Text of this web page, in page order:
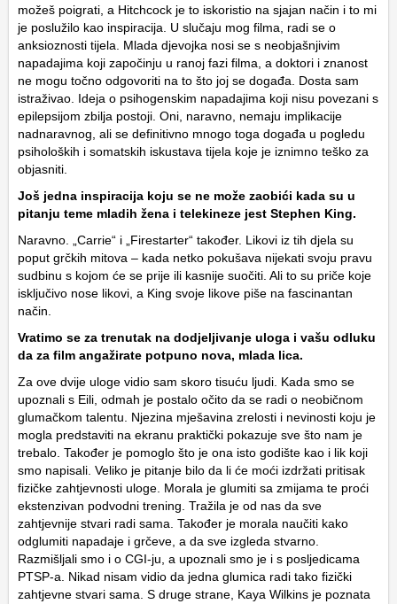
možeš poigrati, a Hitchcock je to iskoristio na sjajan način i to mi
je poslužilo kao inspiracija. U slučaju mog filma, radi se o
anksioznosti tijela. Mlada djevojka nosi se s neobjašnjivim
napadajima koji započinju u ranoj fazi filma, a doktori i znanost
ne mogu točno odgovoriti na to što joj se događa. Dosta sam
istraživao. Ideja o psihogenskim napadajima koji nisu povezani s
epilepsijom zbilja postoji. Oni, naravno, nemaju implikacije
nadnaravnog, ali se definitivno mnogo toga događa u pogledu
psiholoških i somatskih iskustava tijela koje je iznimno teško za
objasniti.
Još jedna inspiracija koju se ne može zaobići kada su u
pitanju teme mladih žena i telekineze jest Stephen King.
Naravno. „Carrie“ i „Firestarter“ također. Likovi iz tih djela su
poput grčkih mitova – kada netko pokušava nijekati svoju pravu
sudbinu s kojom će se prije ili kasnije suočiti. Ali to su priče koje
isključivo nose likovi, a King svoje likove piše na fascinantan
način.
Vratimo se za trenutak na dodjeljivanje uloga i vašu odluku
da za film angažirate potpuno nova, mlada lica.
Za ove dvije uloge vidio sam skoro tisuću ljudi. Kada smo se
upoznali s Eili, odmah je postalo očito da se radi o neobičnom
glumačkom talentu. Njezina mješavina zrelosti i nevinosti koju je
mogla predstaviti na ekranu praktički pokazuje sve što nam je
trebalo. Također je pomoglo što je ona isto godište kao i lik koji
smo napisali. Veliko je pitanje bilo da li će moći izdržati pritisak
fizičke zahtjevnosti uloge. Morala je glumiti sa zmijama te proći
ekstenzivan podvodni trening. Tražila je od nas da sve
zahtjevnije stvari radi sama. Također je morala naučiti kako
odglumiti napadaje i grčeve, a da sve izgleda stvarno.
Razmišljali smo i o CGI-ju, a upoznali smo je i s posljedicama
PTSP-a. Nikad nisam vidio da jedna glumica radi tako fizički
zahtjevne stvari sama. S druge strane, Kaya Wilkins je poznata